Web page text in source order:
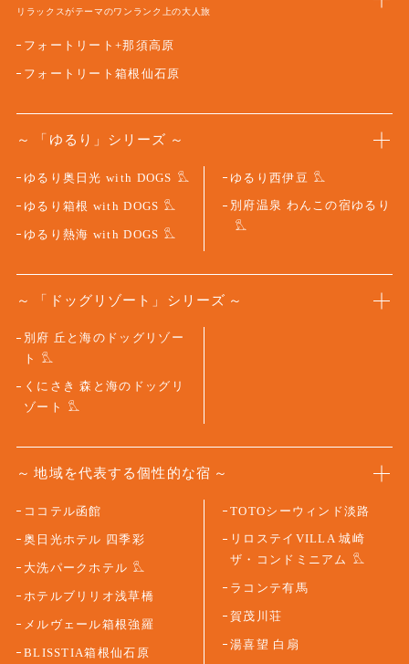
リラックスがテーマのワンランク上の大人旅
フォートリート+那須高原
フォートリート箱根仙石原
「ゆるり」シリーズ
ゆるり奥日光 with DOGS
ゆるり箱根 with DOGS
ゆるり熱海 with DOGS
ゆるり西伊豆
別府温泉 わんこの宿ゆるり
「ドッグリゾート」シリーズ
別府 丘と海のドッグリゾー
ト
くにさき 森と海のドッグリ
ゾート
地域を代表する個性的な宿
ココテル函館
奥日光ホテル 四季彩
大洗パークホテル
ホテルブリリオ浅草橋
メルヴェール箱根強羅
BLISSTIA箱根仙石原
TOTOシーウィンド淡路
リロステイVILLA 城崎
ザ・コンドミニアム
ラコンテ有馬
賀茂川荘
湯喜望 白扇